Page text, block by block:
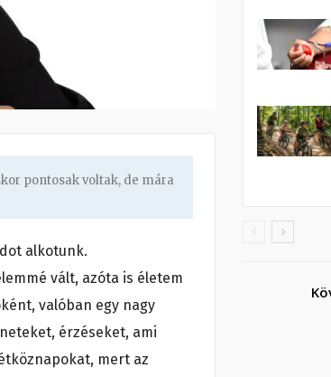
pontosak voltak, de mára
alkotunk.
vált, azóta is életem
valóban egy nagy
érzéseket, ami
mert az